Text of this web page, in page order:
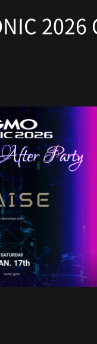
2026